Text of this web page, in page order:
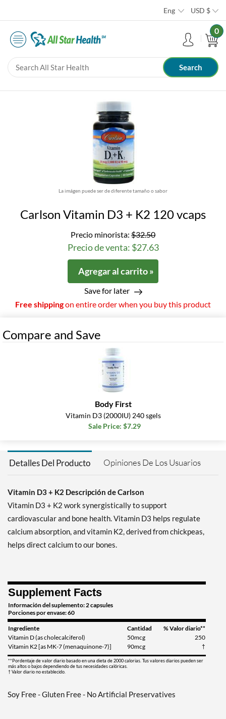
Eng USD $
0
La imágen puede ser de diferente tamaño o sabor
Carlson Vitamin D3 + K2 120 vcaps
Precio minorista: $32.50
Precio de venta: $27.63
Agregar al carrito »
Save for later
Free shippingon entire order when you buy this product
Compare and Save
Body First
Vitamin D3 (2000IU) 240 sgels
Sale Price: $7.29
Detalles Del Producto Opiniones De Los Usuarios
Vitamin D3 + K2 Descripción de Carlson
Vitamin D3 + K2 work synergistically to support
cardiovascular and bone health. Vitamin D3 helps regulate
calcium absorption, and vitamin K2, derived from chickpeas,
helps direct calcium to our bones.
Supplement Facts
Información del suplemento: 2 capsules
Porciones por envase: 60
Ingrediente Cantidad
% Valor diario**
Vitamin D (as cholecalciferol)
50mcg
250
Vitamin K2 [as MK-7 (menaquinone-7)]
90mcg †
**Pordentaje de valor diario basado en una dieta de 2000 calorias. Tus valores diarios pueden ser
más altos o bajos dependiendo de tus necesidades calóricas.
† Valor diario no establecido.
Soy Free - Gluten Free - No Artificial Preservatives